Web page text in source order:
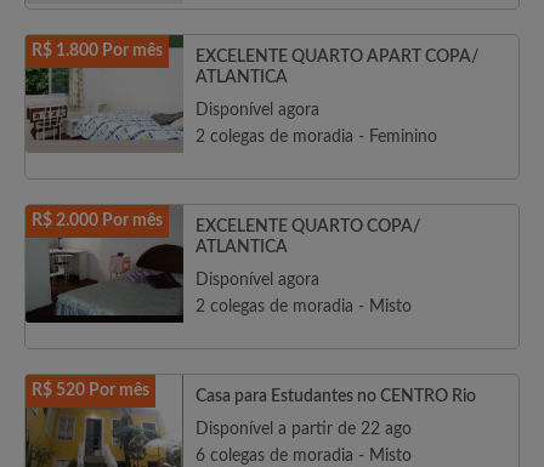
R$ 1.800 Por mês
EXCELENTE QUARTO APART COPA/
ATLANTICA
Disponível agora
2 colegas de moradia - Feminino
R$ 2.000 Por mês
EXCELENTE QUARTO COPA/
ATLANTICA
Disponível agora
2 colegas de moradia - Misto
R$ 520 Por mês
Casa para Estudantes no CENTRO Rio
Disponível a partir de 22 ago
6 colegas de moradia - Misto